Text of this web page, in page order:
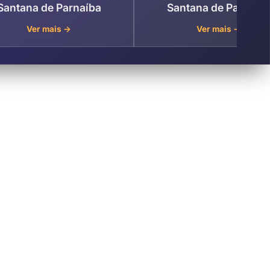
de Parnaíba
Ver mais →
Santana de Parnaíba
Ver mais →